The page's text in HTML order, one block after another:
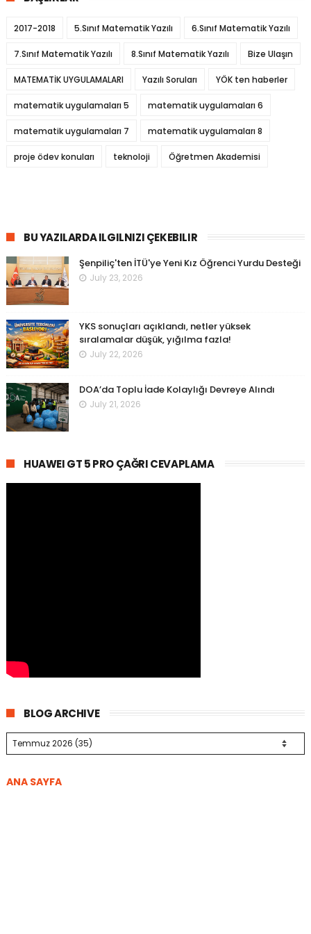
2017-2018 5.Sınıf Matematik Yazılı 6.Sınıf Matematik Yazılı
7.Sınıf Matematik Yazılı 8.Sınıf Matematik Yazılı Bize Ulaşın
MATEMATİK UYGULAMALARI Yazılı Soruları YÖK ten haberler
matematik uygulamaları 5 matematik uygulamaları 6
matematik uygulamaları 7 matematik uygulamaları 8
proje ödev konuları teknoloji Öğretmen Akademisi
BU YAZILARDA ILGILNIZI ÇEKEBILIR
Şenpiliç'ten İTÜ'ye Yeni Kız Öğrenci Yurdu Desteği
July 23, 2026
YKS sonuçları açıklandı, netler yüksek
sıralamalar düşük, yığılma fazla!
July 22, 2026
DOA’da Toplu İade Kolaylığı Devreye Alındı
July 21, 2026
HUAWEI GT 5 PRO ÇAĞRI CEVAPLAMA
BLOG ARCHIVE
ANA SAYFA